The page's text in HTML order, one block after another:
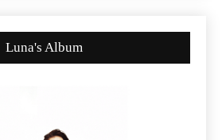
Luna's Album